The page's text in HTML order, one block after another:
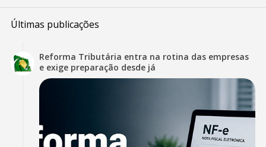
Últimas publicações
Reforma Tributária entra na rotina das empresas
e exige preparação desde já